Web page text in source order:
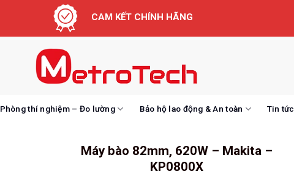
CAM KẾT CHÍNH HÃNG
Phòng thí nghiệm – Đo lường Bảo hộ lao động & An toàn Tin tức
Máy bào 82mm, 620W – Makita –
KP0800X